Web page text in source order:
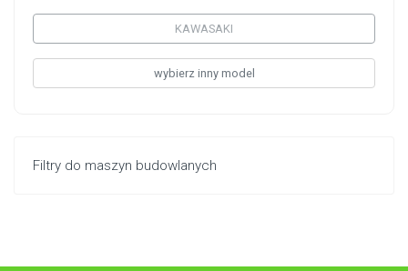
KAWASAKI
wybierz inny model
Filtry do maszyn budowlanych